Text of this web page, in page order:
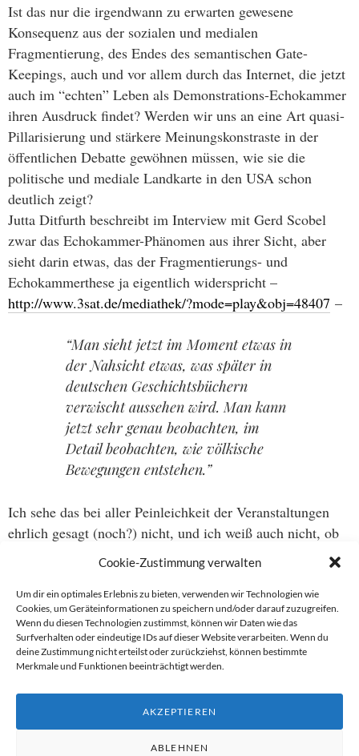
Cookie-Zustimmung verwalten
Um dir ein optimales Erlebnis zu bieten, verwenden wir Technologien wie
Cookies, um Geräteinformationen zu speichern und/oder darauf zuzugreifen.
Wenn du diesen Technologien zustimmst, können wir Daten wie das
Surfverhalten oder eindeutige IDs auf dieser Website verarbeiten. Wenn du
deine Zustimmung nicht erteilst oder zurückziehst, können bestimmte
Merkmale und Funktionen beeinträchtigt werden.
AKZEPTIEREN
ABLEHNEN
Ist das nur die irgendwann zu erwarten gewesene
Konsequenz aus der sozialen und medialen
Fragmentierung, des Endes des semantischen Gate-
Keepings, auch und vor allem durch das Internet, die jetzt
auch im “echten” Leben als Demonstrations-Echokammer
ihren Ausdruck findet? Werden wir uns an eine Art quasi-
Pillarisierung und stärkere Meinungskonstraste in der
öffentlichen Debatte gewöhnen müssen, wie sie die
politische und mediale Landkarte in den USA schon
deutlich zeigt?
Jutta Ditfurth beschreibt im Interview mit Gerd Scobel
zwar das Echokammer-Phänomen aus ihrer Sicht, aber
sieht darin etwas, das der Fragmentierungs- und
Echokammerthese ja eigentlich widerspricht –
http://www.3sat.de/mediathek/?mode=play&obj=48407 –
“Man sieht jetzt im Moment etwas in
der Nahsicht etwas, was später in
deutschen Geschichtsbüchern
verwischt aussehen wird. Man kann
jetzt sehr genau beobachten, im
Detail beobachten, wie völkische
Bewegungen entstehen.”
Ich sehe das bei aller Peinleichkeit der Veranstaltungen
ehrlich gesagt (noch?) nicht, und ich weiß auch nicht, ob
vorzunehmen, die ja vor allem eigene Projektionen sind.
Speaking of Projektionen… die gehören ins Kino.
http://youtu.be/Wmilvm3KIgw
Ursprgl. veröffentlicht auffacebook